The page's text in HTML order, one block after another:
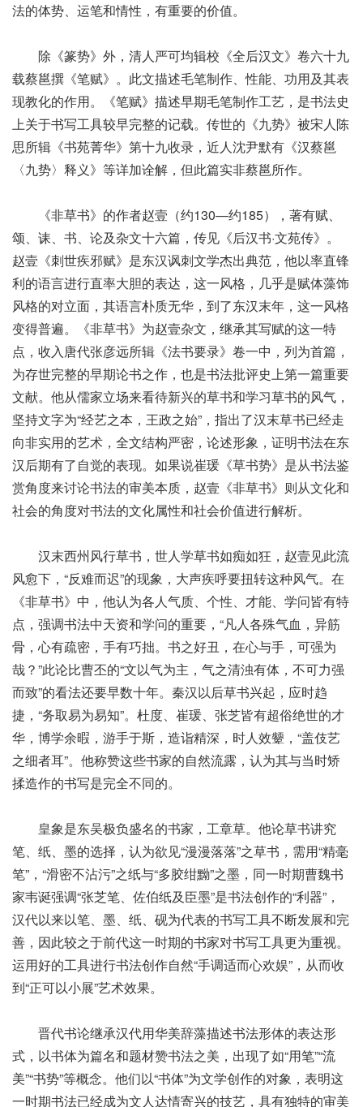
法的体势、运笔和情性，有重要的价值。
除《篆势》外，清人严可均辑校《全后汉文》卷六十九
载蔡邕撰《笔赋》。此文描述毛笔制作、性能、功用及其表
现教化的作用。《笔赋》描述早期毛笔制作工艺，是书法史
上关于书写工具较早完整的记载。传世的《九势》被宋人陈
思所辑《书苑菁华》第十九收录，近人沈尹默有《汉蔡邕
〈九势〉释义》等详加诠解，但此篇实非蔡邕所作。
《非草书》的作者赵壹（约130—约185），著有赋、
颂、诔、书、论及杂文十六篇，传见《后汉书·文苑传》。
赵壹《刺世疾邪赋》是东汉讽刺文学杰出典范，他以率直锋
利的语言进行直率大胆的表达，这一风格，几乎是赋体藻饰
风格的对立面，其语言朴质无华，到了东汉末年，这一风格
变得普遍。《非草书》为赵壹杂文，继承其写赋的这一特
点，收入唐代张彦远所辑《法书要录》卷一中，列为首篇，
为存世完整的早期论书之作，也是书法批评史上第一篇重要
文献。他从儒家立场来看待新兴的草书和学习草书的风气，
坚持文字为“经艺之本，王政之始”，指出了汉末草书已经走
向非实用的艺术，全文结构严密，论述形象，证明书法在东
汉后期有了自觉的表现。如果说崔瑗《草书势》是从书法鉴
赏角度来讨论书法的审美本质，赵壹《非草书》则从文化和
社会的角度对书法的文化属性和社会价值进行解析。
汉末西州风行草书，世人学草书如痴如狂，赵壹见此流
风愈下，“反难而迟”的现象，大声疾呼要扭转这种风气。在
《非草书》中，他认为各人气质、个性、才能、学问皆有特
点，强调书法中天资和学问的重要，“凡人各殊气血，异筋
骨，心有疏密，手有巧拙。书之好丑，在心与手，可强为
哉？”此论比曹丕的“文以气为主，气之清浊有体，不可力强
而致”的看法还要早数十年。秦汉以后草书兴起，应时趋
捷，“务取易为易知”。杜度、崔瑗、张芝皆有超俗绝世的才
华，博学余暇，游手于斯，造诣精深，时人效颦，“盖伎艺
之细者耳”。他称赞这些书家的自然流露，认为其与当时矫
揉造作的书写是完全不同的。
皇象是东吴极负盛名的书家，工章草。他论草书讲究
笔、纸、墨的选择，认为欲见“漫漫落落”之草书，需用“精毫
笔”，“滑密不沾污”之纸与“多胶绀黝”之墨，同一时期曹魏书
家韦诞强调“张芝笔、佐伯纸及臣墨”是书法创作的“利器”，
汉代以来以笔、墨、纸、砚为代表的书写工具不断发展和完
善，因此较之于前代这一时期的书家对书写工具更为重视。
运用好的工具进行书法创作自然“手调适而心欢娱”，从而收
到“正可以小展”艺术效果。
晋代书论继承汉代用华美辞藻描述书法形体的表达形
式，以书体为篇名和题材赞书法之美，出现了如“用笔”“流
美”“书势”等概念。他们以“书体”为文学创作的对象，表明这
一时期书法已经成为文人达情寄兴的技艺，具有独特的审美